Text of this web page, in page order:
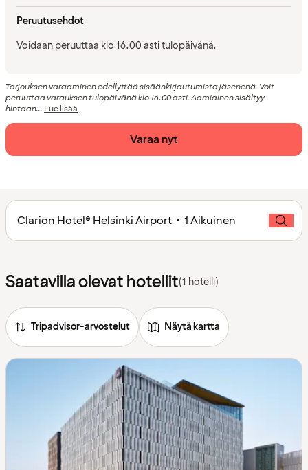
Peruutusehdot
Voidaan peruuttaa klo 16.00 asti tulopäivänä.
Tarjouksen varaaminen edellyttää sisäänkirjautumista jäsenenä. Voit
peruuttaa varauksen tulopäivänä klo 16.00 asti. Aamiainen sisältyy
hintaan... Lue lisää
Varaa nyt
Clarion Hotel® Helsinki Airport • 1 Aikuinen
Saatavilla olevat hotellit(1 hotelli)
Tripadvisor-arvostelut Näytä kartta